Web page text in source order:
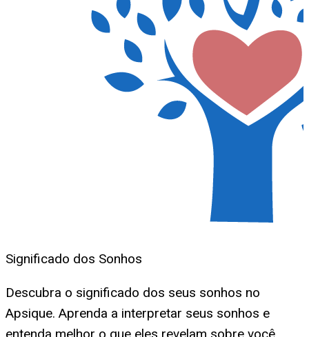
Significado dos Sonhos
Descubra o significado dos seus sonhos no
Apsique. Aprenda a interpretar seus sonhos e
entenda melhor o que eles revelam sobre você.